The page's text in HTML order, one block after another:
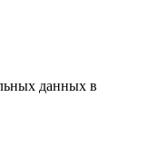
данных в